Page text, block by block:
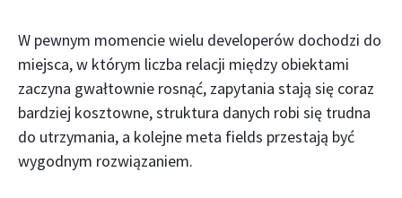
W pewnym momencie wielu developerów dochodzi do
miejsca, w którym liczba relacji między obiektami
zaczyna gwałtownie rosnąć, zapytania stają się coraz
bardziej kosztowne, struktura danych robi się trudna
do utrzymania, a kolejne meta fields przestają być
wygodnym rozwiązaniem.